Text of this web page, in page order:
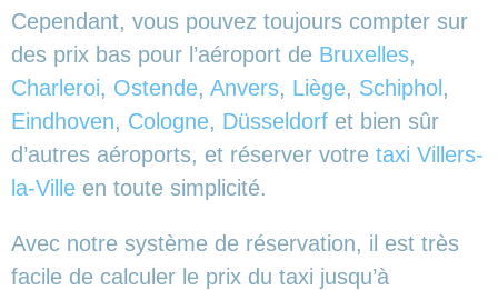
Cependant, vous pouvez toujours compter sur
des prix bas pour l’aéroport de Bruxelles,
Charleroi, Ostende, Anvers, Liège, Schiphol ,
Eindhoven, Cologne, Düsseldorf et bien sûr
d’autres aéroports, et réserver votre taxi Villers-
la-Ville en toute simplicité.
Avec notre système de réservation, il est très
facile de calculer le prix du taxi jusqu’à